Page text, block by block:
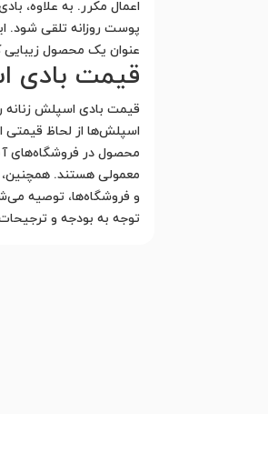
اعمال مکرر. به علاوه،
پوست روزانه تلقی شود.
عنوان یک محصول زیبایی
قیمت بادی
قیمت بادی اسپلش زنانه
اسپلش‌ها از لحاظ قیمتی
محصول در فروشگاه‌های
معمولی هستند. همچنین،
و فروشگاه‌ها، توصیه
توجه به بودجه و